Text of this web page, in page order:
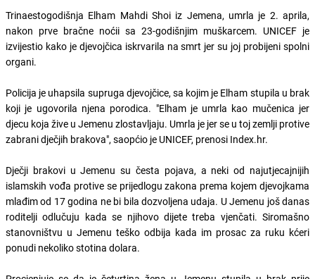
Trinaestogodišnja Elham Mahdi Shoi iz Jemena, umrla je 2. aprila,
nakon prve bračne noćii sa 23-godišnjim muškarcem. UNICEF je
izvijestio kako je djevojčica iskrvarila na smrt jer su joj probijeni spolni
organi.
Policija je uhapsila supruga djevojčice, sa kojim je Elham stupila u brak
koji je ugovorila njena porodica. "Elham je umrla kao mučenica jer
djecu koja žive u Jemenu zlostavljaju. Umrla je jer se u toj zemlji protive
zabrani dječjih brakova", saopćio je UNICEF, prenosi Index.hr.
Dječji brakovi u Jemenu su česta pojava, a neki od najutjecajnijih
islamskih vođa protive se prijedlogu zakona prema kojem djevojkama
mlađim od 17 godina ne bi bila dozvoljena udaja. U Jemenu još danas
roditelji odlučuju kada se njihovo dijete treba vjenčati. Siromašno
stanovništvu u Jemenu teško odbija kada im prosac za ruku kćeri
ponudi nekoliko stotina dolara.